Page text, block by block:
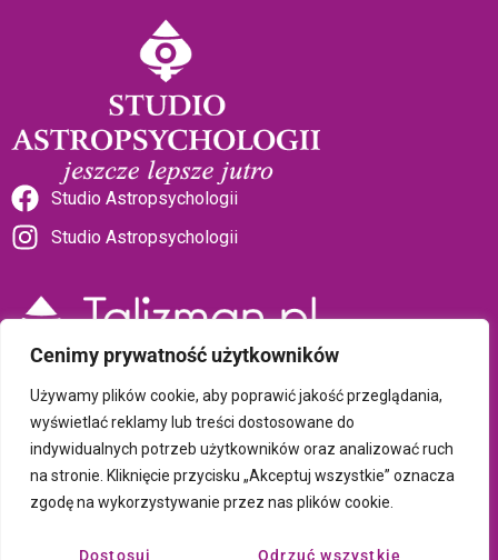
Cenimy prywatność użytkowników
Używamy plików cookie, aby poprawić jakość przeglądania,
wyświetlać reklamy lub treści dostosowane do
indywidualnych potrzeb użytkowników oraz analizować ruch
na stronie. Kliknięcie przycisku „Akceptuj wszystkie” oznacza
zgodę na wykorzystywanie przez nas plików cookie.
Dostosuj Odrzuć wszystkie
Studio Astropsychologii
Studio Astropsychologii
Sklep Talizman
Polityka prywatności i plików cookie